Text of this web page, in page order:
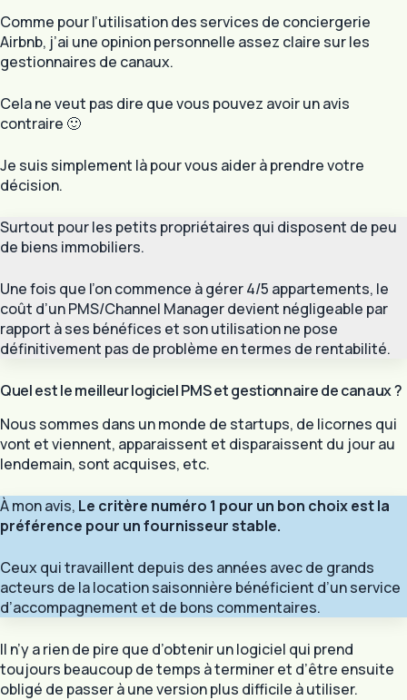
Comme pour l’utilisation des services de conciergerie
Airbnb, j’ai une opinion personnelle assez claire sur les
gestionnaires de canaux.
Cela ne veut pas dire que vous pouvez avoir un avis
contraire 🙂
Je suis simplement là pour vous aider à prendre votre
décision.
Surtout pour les petits propriétaires qui disposent de peu
de biens immobiliers.
Une fois que l’on commence à gérer 4/5 appartements, le
coût d’un PMS/Channel Manager devient négligeable par
rapport à ses bénéfices et son utilisation ne pose
définitivement pas de problème en termes de rentabilité.
Quel est le meilleur logiciel PMS et gestionnaire de canaux ?
Nous sommes dans un monde de startups, de licornes qui
vont et viennent, apparaissent et disparaissent du jour au
lendemain, sont acquises, etc.
À mon avis, Le critère numéro 1 pour un bon choix est la
préférence pour un fournisseur stable.
Ceux qui travaillent depuis des années avec de grands
acteurs de la location saisonnière bénéficient d’un service
d’accompagnement et de bons commentaires.
Il n’y a rien de pire que d’obtenir un logiciel qui prend
toujours beaucoup de temps à terminer et d’être ensuite
obligé de passer à une version plus difficile à utiliser.